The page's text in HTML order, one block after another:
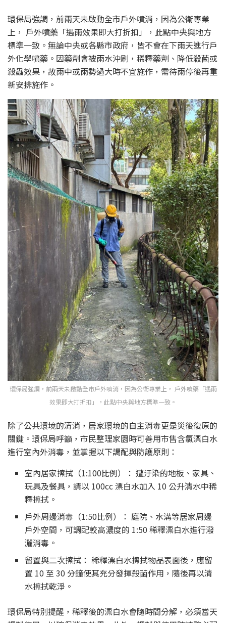
環保局強調，前兩天未啟動全市戶外噴消，因為公衛專業
上， 戶外噴藥「遇雨效果即大打折扣」，此點中央與地方
標準一致。無論中央或各縣市政府，皆不會在下雨天進行戶
外化學噴藥。因藥劑會被雨水沖刷，稀釋藥劑、降低殺菌或
殺蟲效果，故雨中或雨勢過大時不宜施作，需待雨停後再重
新安排施作。
環保局強調，前兩天未啟動全市戶外噴消，因為公衛專業上， 戶外噴藥「遇雨
效果即大打折扣」，此點中央與地方標準一致。
除了公共環境的清消，居家環境的自主消毒更是災後復原的
關鍵。環保局呼籲，市民整理家園時可善用市售含氯漂白水
進行室內外消毒，並掌握以下調配與防護原則：
室內居家擦拭（1:100比例）： 遭汙染的地板、家具、
玩具及餐具，請以 100cc 漂白水加入 10 公升清水中稀
釋擦拭。
戶外周邊消毒（1:50比例）： 庭院、水溝等居家周邊
戶外空間，可調配較高濃度的 1:50 稀釋漂白水進行潑
灑消毒。
留置與二次擦拭： 稀釋漂白水擦拭物品表面後，應留
置 10 至 30 分鐘使其充分發揮殺菌作用，隨後再以清
水擦拭乾淨。
環保局特別提醒，稀釋後的漂白水會隨時間分解，必須當天